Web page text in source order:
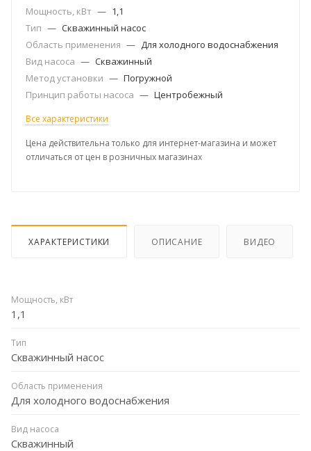
Мощность, кВт — 1,1
Тип — Скважинный насос
Область применения — Для холодного водоснабжения
Вид насоса — Скважинный
Метод установки — Погружной
Принцип работы насоса — Центробежный
Все характеристики
Цена действительна только для интернет-магазина и может
отличаться от цен в розничных магазинах
ХАРАКТЕРИСТИКИ ОПИСАНИЕ ВИДЕО
Мощность, кВт
1,1
Тип
Скважинный насос
Область применения
Для холодного водоснабжения
Вид насоса
Скважинный